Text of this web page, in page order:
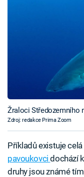
Žraloci Středozemního
Zdroj: redakce Prima Zoom
Příkladů existuje
pavoukovcidochází
druhy jsou známé